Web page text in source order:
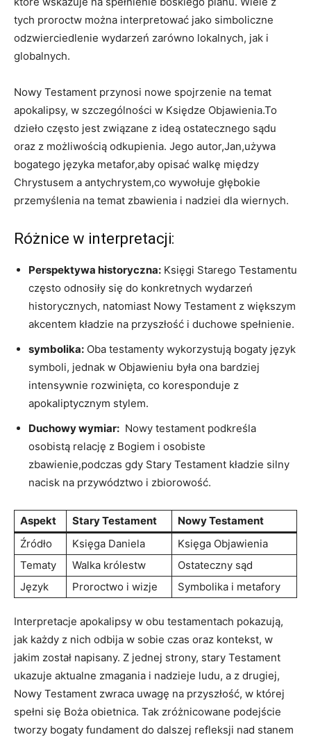
tych proroctw można interpretować jako simboliczne
odzwierciedlenie wydarzeń zarówno ​lokalnych, jak i
globalnych.
Nowy⁤ Testament przynosi nowe spojrzenie na temat
apokalipsy, w szczególności w Księdze ‍Objawienia.To
dzieło często jest związane z ideą ostatecznego sądu ​
oraz⁣ z możliwością‍ odkupienia. Jego⁣ autor,Jan,używa
bogatego języka metafor,aby opisać walkę między
Chrystusem a antychrystem,co wywołuje głębokie
przemyślenia na⁢ temat zbawienia i nadziei dla⁤ wiernych.
Różnice w interpretacji:
Perspektywa historyczna: Księgi‍ Starego Testamentu
często odnosiły się do konkretnych wydarzeń
historycznych, natomiast Nowy Testament z większym
akcentem kładzie na przyszłość i duchowe spełnienie.
symbolika: ‌Oba testamenty wykorzystują bogaty język
symboli, ‍jednak w Objawieniu była ona bardziej
intensywnie rozwinięta, co koresponduje z
apokaliptycznym⁤ stylem.
Duchowy wymiar: ⁢ Nowy testament podkreśla
osobistą ⁤relację⁤ z Bogiem i osobiste
zbawienie,podczas gdy Stary Testament kładzie silny
nacisk na przywództwo i‍ zbiorowość.
Aspekt Stary Testament
Nowy Testament
Źródło
Księga Daniela
Księga Objawienia
Tematy
Walka królestw
Ostateczny ‌sąd
Język
Proroctwo i wizje Symbolika⁣ i metafory
Interpretacje apokalipsy w obu testamentach pokazują,​
jak każdy z nich odbija w sobie czas oraz kontekst, w
‌jakim⁤ został napisany. Z ⁤jednej strony, stary Testament
ukazuje aktualne ⁤zmagania i⁢ nadzieje ludu,⁤ a‍ z⁢ drugiej,
Nowy Testament zwraca ‌uwagę ⁤na ‌przyszłość, w ⁣której
spełni się Boża obietnica.⁢ Tak​ zróżnicowane podejście
tworzy bogaty fundament‍ do dalszej refleksji nad stanem